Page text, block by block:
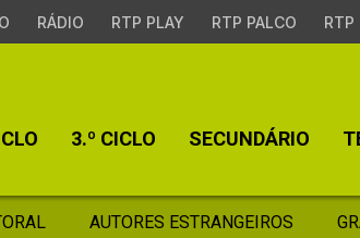
RÁDIO RTP PLAY RTP PALCO RTP
3.º CICLO SECUNDÁRIO
AUTORES ESTRANGEIROS